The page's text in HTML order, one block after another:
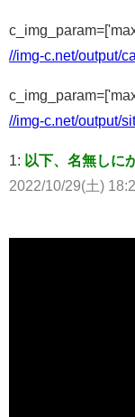
//img-c.net/output/
//img-c.net/output/
1: 以下、名無しに
2022/10/29(土)